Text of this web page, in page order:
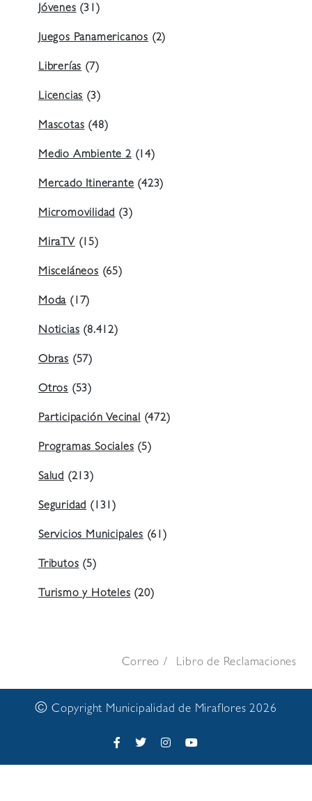
Jóvenes (31)
Juegos Panamericanos (2)
Librerías (7)
Licencias (3)
Mascotas (48)
Medio Ambiente 2(14)
Mercado Itinerante (423)
Micromovilidad (3)
MiraTV (15)
Misceláneos (65)
Moda (17)
Noticias (8.412)
Obras (57)
Otros (53)
Participación Vecinal (472)
Programas Sociales (5)
Salud (213)
Seguridad (131)
Servicios Municipales (61)
Tributos (5)
Turismo y Hoteles (20)
Correo Libro de Reclamaciones
© Copyright Municipalidad de Miraflores 2026